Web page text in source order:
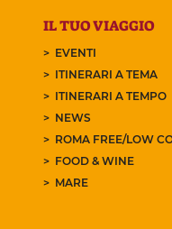
IL TUO VIAGGIO
EVENTI
ITINERARI A TEMA
ITINERARI A TEMPO
NEWS
ROMA FREE/LOW
FOOD & WINE
MARE